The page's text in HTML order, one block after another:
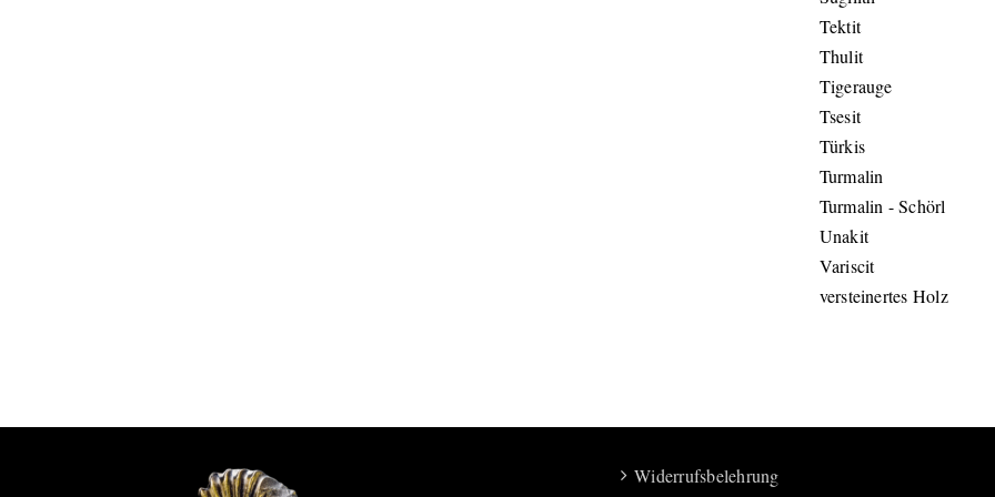
Tektit
Thulit
Tigerauge
Tsesit
Türkis
Turmalin
Turmalin - Schörl
Unakit
Variscit
versteinertes Holz
Widerrufsbelehrung